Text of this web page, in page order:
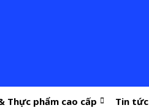
Thực phẩm cao cấp Tin tức